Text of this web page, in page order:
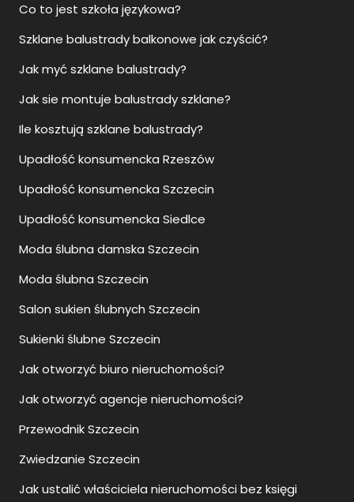
Co to jest szkoła językowa?
Szklane balustrady balkonowe jak czyścić?
Jak myć szklane balustrady?
Jak sie montuje balustrady szklane?
Ile kosztują szklane balustrady?
Upadłość konsumencka Rzeszów
Upadłość konsumencka Szczecin
Upadłość konsumencka Siedlce
Moda ślubna damska Szczecin
Moda ślubna Szczecin
Salon sukien ślubnych Szczecin
Sukienki ślubne Szczecin
Jak otworzyć biuro nieruchomości?
Jak otworzyć agencje nieruchomości?
Przewodnik Szczecin
Zwiedzanie Szczecin
Jak ustalić właściciela nieruchomości bez księgi